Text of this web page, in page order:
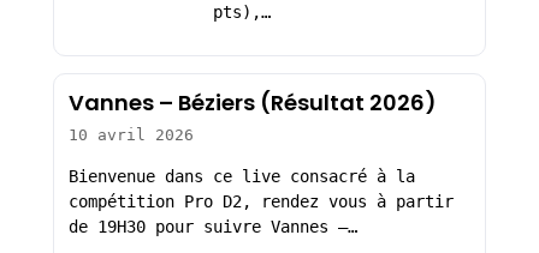
pts),…
Vannes – Béziers (Résultat 2026)
10 avril 2026
Bienvenue dans ce live consacré à la
compétition Pro D2, rendez vous à partir
de 19H30 pour suivre Vannes –…